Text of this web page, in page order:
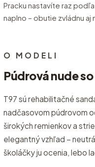
Pracku nastavíte raz
naplno – obutie zvládnu aj
O MODELI
Púdrová nude
T97 sú rehabilitačné
nadčasovom púdrovom
širokých remienkov a
elegantný vzhľad –
školáčky ju ocenia, lebo